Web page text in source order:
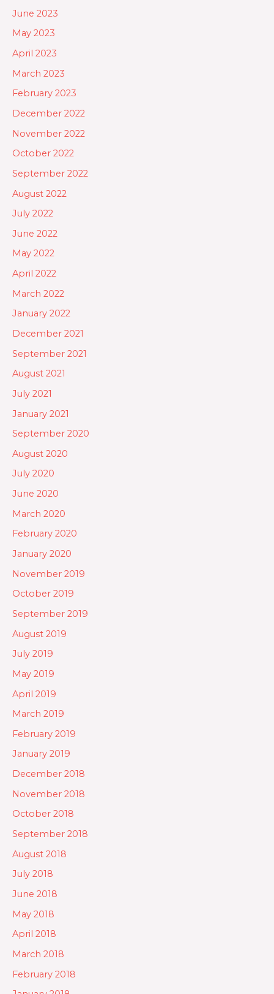
June 2023
May 2023
April 2023
March 2023
February 2023
December 2022
November 2022
October 2022
September 2022
August 2022
July 2022
June 2022
May 2022
April 2022
March 2022
January 2022
December 2021
September 2021
August 2021
July 2021
January 2021
September 2020
August 2020
July 2020
June 2020
March 2020
February 2020
January 2020
November 2019
October 2019
September 2019
August 2019
July 2019
May 2019
April 2019
March 2019
February 2019
January 2019
December 2018
November 2018
October 2018
September 2018
August 2018
July 2018
June 2018
May 2018
April 2018
March 2018
February 2018